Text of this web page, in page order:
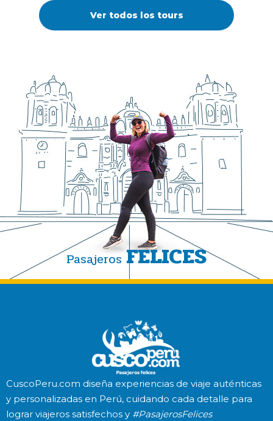
Ver todos los tours
Pasajeros FELICES
CuscoPeru.com diseña experiencias de viaje auténticas
y personalizadas en Perú, cuidando cada detalle para
lograr viajeros satisfechos y #PasajerosFelices